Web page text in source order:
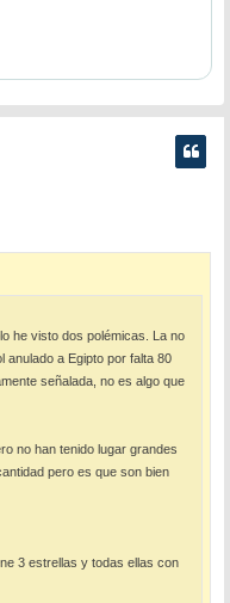
he visto dos polémicas. La no
anulado a Egipto por falta 80
señalada, no es algo que
no han tenido lugar grandes
pero es que son bien
3 estrellas y todas ellas con